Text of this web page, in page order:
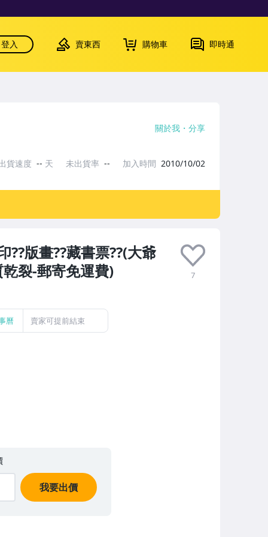
登入 賣東西 購物車 即時通
版畫??藏書票??(大爺
裂-郵寄免運費)
7
曆 賣家可提前結束
我要出價
關於我 分享
貨速度 -- 天 未出貨率 -- 加入時間 2010/10/02